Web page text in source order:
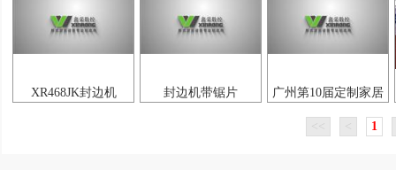
XR468JK封边机 封边机带锯片
广州第10届定制家居
<<
< 1